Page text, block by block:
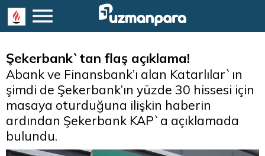
Şekerbank`tan flaş açıklama!
Abank ve Finansbank’ı alan Katarlılar`ın
şimdi de Şekerbank’ın yüzde 30 hissesi için
masaya oturduğuna ilişkin haberin
ardından Şekerbank KAP`a açıklamada
bulundu.